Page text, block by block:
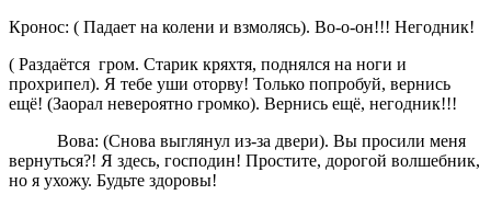
Кронос: ( Падает на колени и взмолясь). Во-о-он!!! Негодник!
( Раздаётся гром. Старик кряхтя, поднялся на ноги и
прохрипел). Я тебе уши оторву! Только попробуй, вернись
ещё! (Заорал невероятно громко). Вернись ещё, негодник!!!
Вова: (Снова выглянул из-за двери). Вы просили меня
вернуться?! Я здесь, господин! Простите, дорогой волшебник,
но я ухожу. Будьте здоровы!